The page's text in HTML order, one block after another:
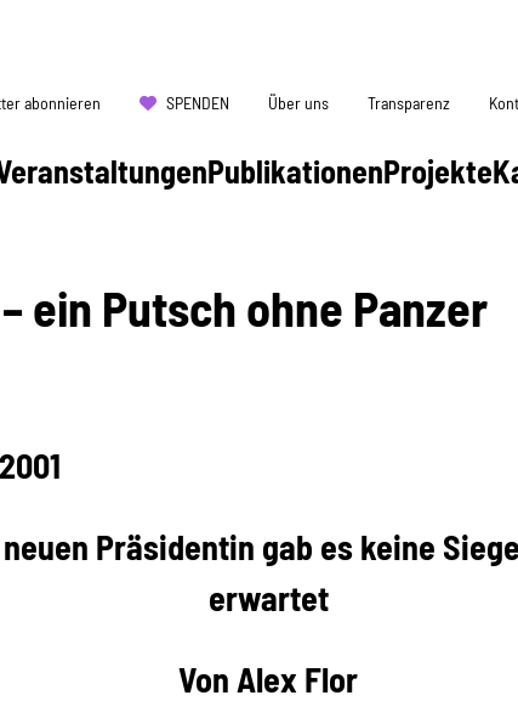
PublikationenProjekte
abonnieren SPENDEN Über uns Transparenz
ein Putsch ohne Panzer
Präsidentin gab es keine
erwartet
Von Alex Flor